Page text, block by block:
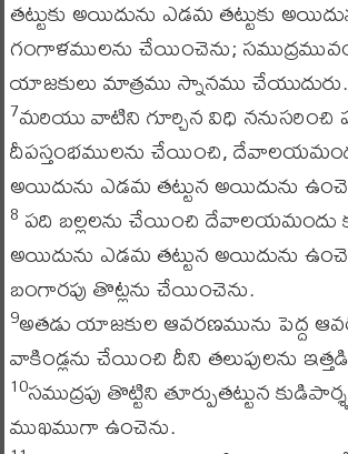
తట్టుకు అయిదును ఎడమ తట్టుకు
గంగాళములను చేయించెను;
యాజకులు మాత్రము స్నానము చేయుదురు.
7మరియు వాటిని గూర్చిన విధి ననుసరించి
దీపస్తంభములను చేయించి,
అయిదును ఎడమ తట్టున అయిదును
8 పది బల్లలను చేయించి దేవాలయమందు
అయిదును ఎడమ తట్టున అయిదును
బంగారపు తొట్లను చేయించెను.
9అతడు యాజకుల ఆవరణమును పెద్ద
వాకిండ్లను చేయించి దీని తలుపులను
10సముద్రపు తొట్టిని తూర్పుతట్టున
ముఖముగా ఉంచెను.